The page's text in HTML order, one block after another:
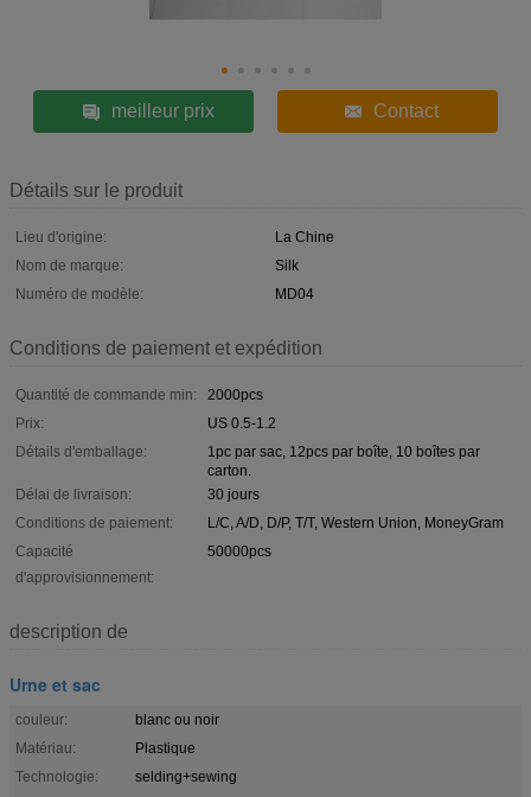
meilleur prix Contact
Détails sur le produit
Lieu d'origine:
La Chine
Nom de marque:
Silk
Numéro de modèle:
MD04
Conditions de paiement et expédition
Quantité de commande min:
2000pcs
Prix:
US 0.5-1.2
Détails d'emballage:
1pc par sac, 12pcs par boîte, 10 boîtes par
carton.
Délai de livraison:
30 jours
Conditions de paiement:
L/C, A/D, D/P, T/T, Western Union, MoneyGram
Capacité
d'approvisionnement:
50000pcs
description de
Urne et sac
couleur:
blanc ou noir
Matériau:
Plastique
Technologie:
selding+sewing